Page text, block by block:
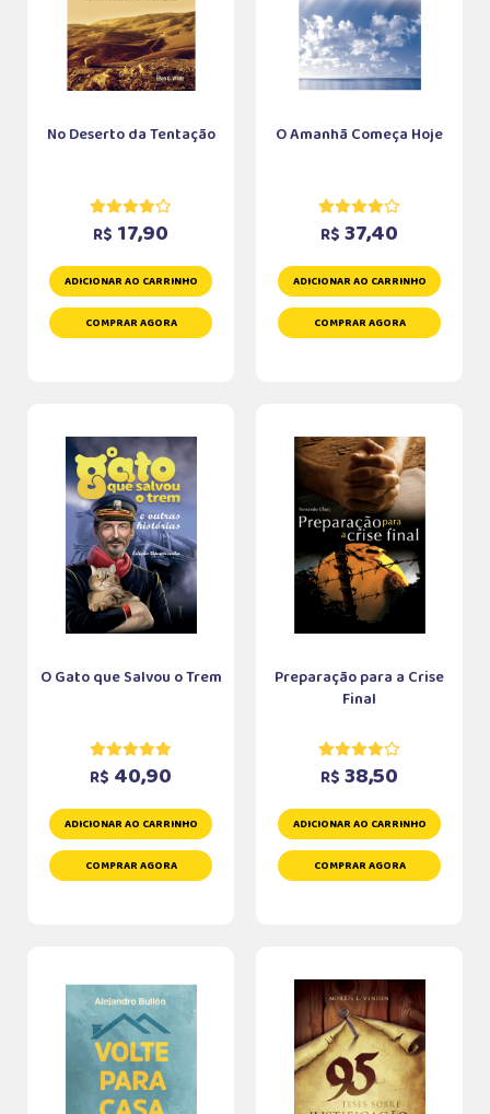
No Deserto da Tentação
R$ 17,90
ADICIONAR AO CARRINHO
COMPRAR AGORA
O Amanhã Começa Hoje
R$ 37,40
ADICIONAR AO CARRINHO
COMPRAR AGORA
O Gato que Salvou o Trem
R$ 40,90
ADICIONAR AO CARRINHO
COMPRAR AGORA
Preparação para a Crise
Final
R$ 38,50
ADICIONAR AO CARRINHO
COMPRAR AGORA